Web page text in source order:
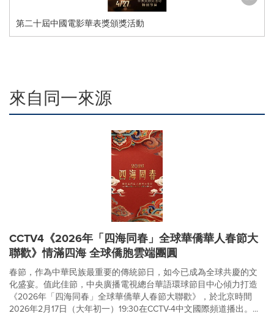
第二十屆中國電影華表獎頒獎活動
來自同一來源
CCTV4《2026年「四海同春」全球華僑華人春節大
聯歡》情滿四海 全球僑胞雲端團圓
春節，作為中華民族最重要的傳統節日，如今已成為全球共慶的文
化盛宴。值此佳節，中央廣播電視總台華語環球節目中心傾力打造
《2026年「四海同春」全球華僑華人春節大聯歡》，於北京時間
2026年2月17日（大年初一）19:30在CCTV-4中文國際頻道播出。...